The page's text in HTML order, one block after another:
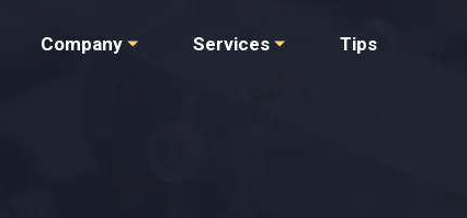
Company Services Tips